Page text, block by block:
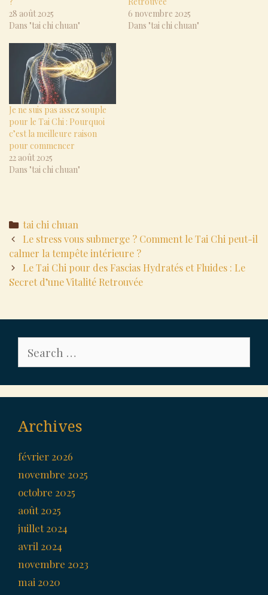
28 août 2025
Dans "tai chi chuan"
6 novembre 2025
Dans "tai chi chuan"
Je ne suis pas assez souple
pour le Tai Chi : Pourquoi
c’est la meilleure raison
pour commencer
22 août 2025
Dans "tai chi chuan"
Categories
tai chi chuan
Post
navigation
Le stress vous submerge ? Comment le Tai Chi peut-il
calmer la tempête intérieure ?
Le Tai Chi pour des Fascias Hydratés et Fluides : Le
Secret d’une Vitalité Retrouvée
for:
Archives
février 2026
novembre 2025
octobre 2025
août 2025
juillet 2024
avril 2024
novembre 2023
mai 2020